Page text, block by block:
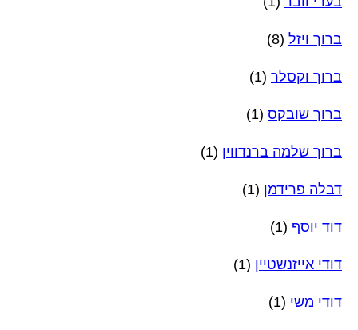
ברוך ויזל (8)
ברוך וקסלר (1)
ברוך שובקס (1)
ברוך שלמה ברנדווין (1)
דבלה פרידמן (1)
דוד יוסף (1)
דודי אייזנשטיין (1)
דודי משי (1)